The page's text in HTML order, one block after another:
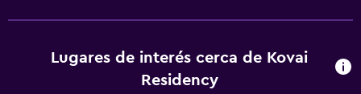
Lugares de interés cerca de Kovai
Residency